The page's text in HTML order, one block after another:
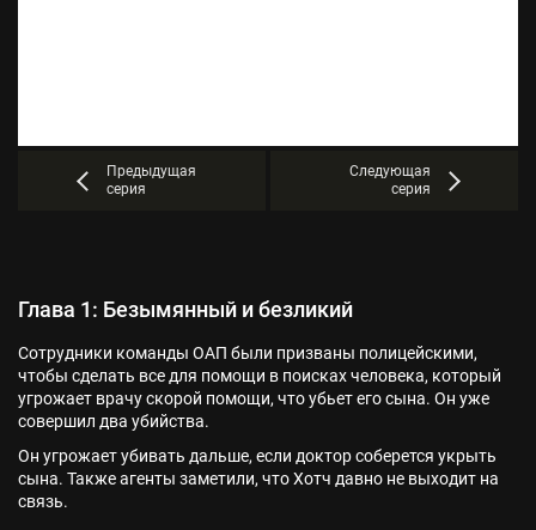
Предыдущая
серия
Следующая
серия
Глава 1: Безымянный и безликий
Сотрудники команды ОАП были призваны полицейскими,
чтобы сделать все для помощи в поисках человека, который
угрожает врачу скорой помощи, что убьет его сына. Он уже
совершил два убийства.
Он угрожает убивать дальше, если доктор соберется укрыть
сына. Также агенты заметили, что Хотч давно не выходит на
связь.